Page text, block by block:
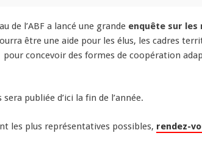
de l’ABF a lancé une grande enquête sur les
être une aide pour les élus, les cadres
concevoir des formes de coopération
publiée d’ici la fin de l’année.
les plus représentatives possibles, rendez-